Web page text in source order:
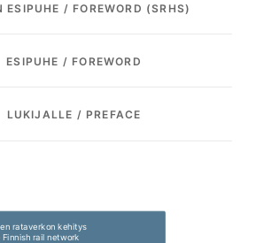
ESIPUHE / FOREWORD (SRHS)
ESIPUHE / FOREWORD
LUKIJALLE / PREFACE
rataverkon kehitys
Finnish rail network